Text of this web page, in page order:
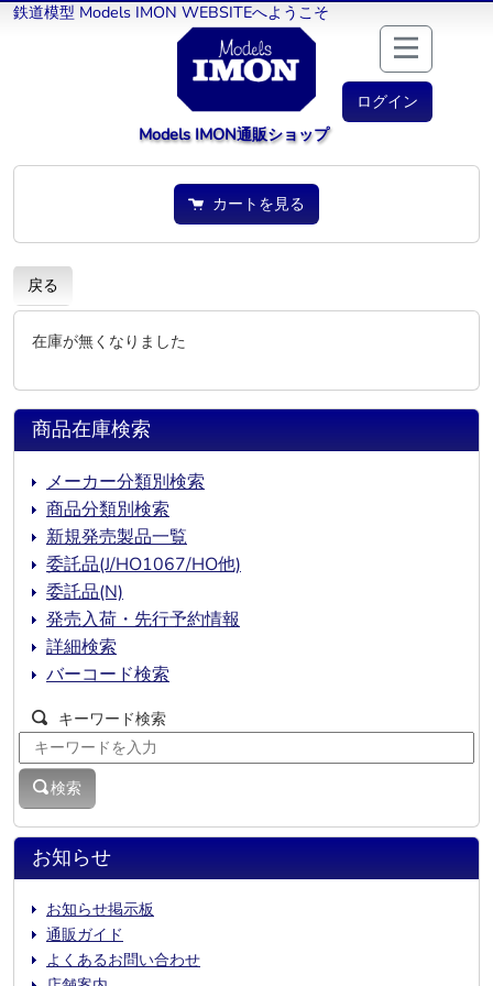
鉄道模型 Models IMON WEBSITEへようこそ
ログイン
Models IMON通販ショップ
カートを見る
戻る
在庫が無くなりました
お知らせ
お知らせ掲示板
通販ガイド
よくあるお問い合わせ
商品在庫検索
メーカー分類別検索
商品分類別検索
新規発売製品一覧
委託品(J/HO1067/HO他)
委託品(N)
発売入荷・先行予約情報
詳細検索
バーコード検索
キーワード検索
検索